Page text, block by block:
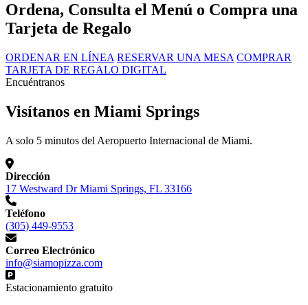
Ordena, Consulta el Menú o Compra una
Tarjeta de Regalo
ORDENAR EN LÍNEA RESERVAR UNA MESA COMPRAR
TARJETA DE REGALO DIGITAL
Encuéntranos
Visítanos en Miami Springs
A solo 5 minutos del Aeropuerto Internacional de Miami.
Dirección
17 Westward Dr Miami Springs, FL 33166
Teléfono
(305) 449-9553
Correo Electrónico
info@siamopizza.com
Estacionamiento gratuito